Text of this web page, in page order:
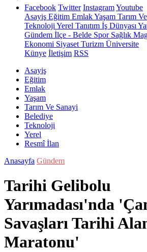
Facebook Twitter InstagramYoutube
Asayiş Eğitim EmlakYaşam Tarım
Teknoloji Yerel Tanıtım İş Dünyası
Gündem İlçe - Belde SporSağlık
Ekonomi Siyaset Turizm Üniversite
Künye İletişim RSS
Asayiş
Eğitim
Emlak
Yaşam
Tarım Ve Sanayi
Belediye
Teknoloji
Yerel
Resmî İlan
Anasayfa Gündem
Tarihi Gelibolu
Yarımadası'nda
Savaşları Tarihi
Maratonu'